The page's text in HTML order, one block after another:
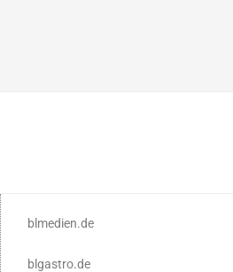
blmedien.de
blgastro.de